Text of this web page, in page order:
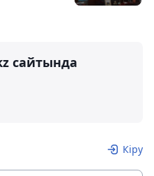
сайтында
Кіру